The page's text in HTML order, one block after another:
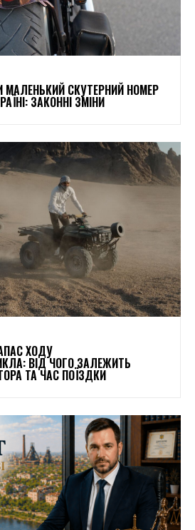
СКУТЕРНИЙ НОМЕР
ЗАКОННІ ЗМІНИ
ХОДУ
ВІД ЧОГО ЗАЛЕЖИТЬ
ТА ЧАС ПОЇЗДКИ